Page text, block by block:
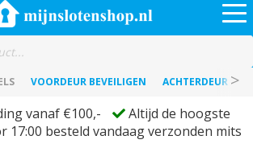
VOORDEUR BEVEILIGEN ACHTERDEUR
vanaf €100,-
Altijd de hoogste
17:00 besteld vandaag verzonden mits